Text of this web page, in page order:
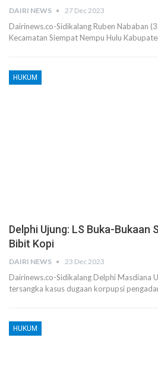
DAIRI NEWS 27 Dec 2023
Dairinews.co-Sidikalang Ruben Nababan
Kecamatan Siempat Nempu Hulu
HUKUM
Delphi Ujung: LS Buka-Bukaan
Bibit Kopi
DAIRI NEWS 23 Dec 2023
Dairinews.co-Sidikalang Delphi Masdiana
tersangka kasus dugaan korpupsi
HUKUM